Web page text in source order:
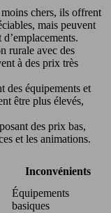
chers, ils offrent
mais peuvent
rurale avec des
à des prix très
des équipements et
être plus élevés,
des prix bas,
et les animations.
Inconvénients
Équipements
basiques